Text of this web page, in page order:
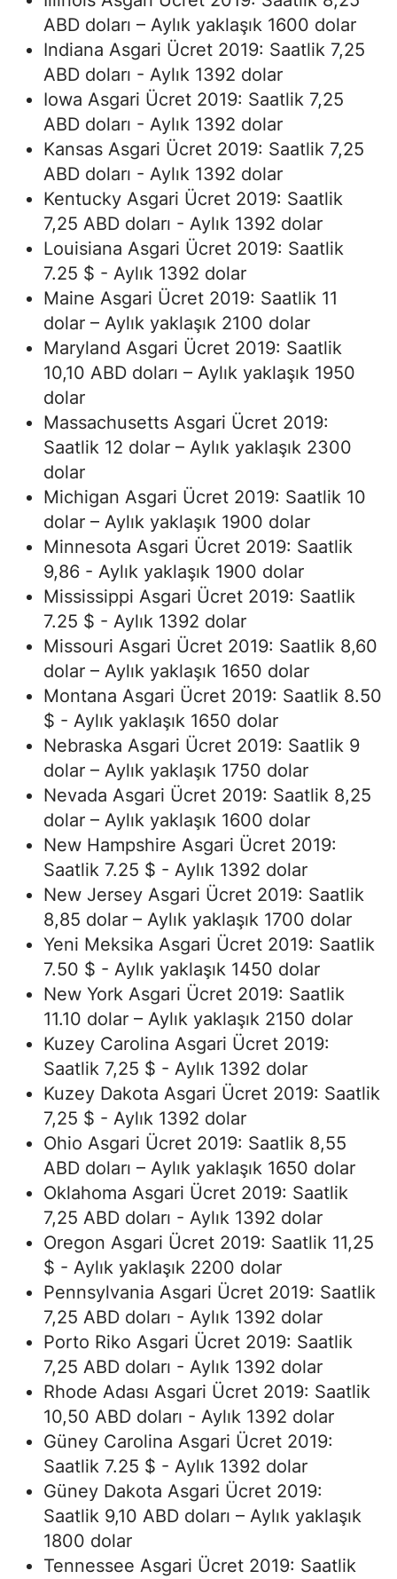
ABD doları – Aylık yaklaşık 1600 dolar
Indiana Asgari Ücret 2019: Saatlik 7,25
ABD doları - Aylık 1392 dolar
Iowa Asgari Ücret 2019: Saatlik 7,25
ABD doları - Aylık 1392 dolar
Kansas Asgari Ücret 2019: Saatlik 7,25
ABD doları - Aylık 1392 dolar
Kentucky Asgari Ücret 2019: Saatlik
7,25 ABD doları - Aylık 1392 dolar
Louisiana Asgari Ücret 2019: Saatlik
7.25 $ - Aylık 1392 dolar
Maine Asgari Ücret 2019: Saatlik 11
dolar – Aylık yaklaşık 2100 dolar
Maryland Asgari Ücret 2019: Saatlik
10,10 ABD doları – Aylık yaklaşık 1950
dolar
Massachusetts Asgari Ücret 2019:
Saatlik 12 dolar – Aylık yaklaşık 2300
dolar
Michigan Asgari Ücret 2019: Saatlik 10
dolar – Aylık yaklaşık 1900 dolar
Minnesota Asgari Ücret 2019: Saatlik
9,86 - Aylık yaklaşık 1900 dolar
Mississippi Asgari Ücret 2019: Saatlik
7.25 $ - Aylık 1392 dolar
Missouri Asgari Ücret 2019: Saatlik 8,60
dolar – Aylık yaklaşık 1650 dolar
Montana Asgari Ücret 2019: Saatlik 8.50
$ - Aylık yaklaşık 1650 dolar
Nebraska Asgari Ücret 2019: Saatlik 9
dolar – Aylık yaklaşık 1750 dolar
Nevada Asgari Ücret 2019: Saatlik 8,25
dolar – Aylık yaklaşık 1600 dolar
New Hampshire Asgari Ücret 2019:
Saatlik 7.25 $ - Aylık 1392 dolar
New Jersey Asgari Ücret 2019: Saatlik
8,85 dolar – Aylık yaklaşık 1700 dolar
Yeni Meksika Asgari Ücret 2019: Saatlik
7.50 $ - Aylık yaklaşık 1450 dolar
New York Asgari Ücret 2019: Saatlik
11.10 dolar – Aylık yaklaşık 2150 dolar
Kuzey Carolina Asgari Ücret 2019:
Saatlik 7,25 $ - Aylık 1392 dolar
Kuzey Dakota Asgari Ücret 2019: Saatlik
7,25 $ - Aylık 1392 dolar
Ohio Asgari Ücret 2019: Saatlik 8,55
ABD doları – Aylık yaklaşık 1650 dolar
Oklahoma Asgari Ücret 2019: Saatlik
7,25 ABD doları - Aylık 1392 dolar
Oregon Asgari Ücret 2019: Saatlik 11,25
$ - Aylık yaklaşık 2200 dolar
Pennsylvania Asgari Ücret 2019: Saatlik
7,25 ABD doları - Aylık 1392 dolar
Porto Riko Asgari Ücret 2019: Saatlik
7,25 ABD doları - Aylık 1392 dolar
Rhode Adası Asgari Ücret 2019: Saatlik
10,50 ABD doları - Aylık 1392 dolar
Güney Carolina Asgari Ücret 2019:
Saatlik 7.25 $ - Aylık 1392 dolar
Güney Dakota Asgari Ücret 2019:
Saatlik 9,10 ABD doları – Aylık yaklaşık
1800 dolar
Tennessee Asgari Ücret 2019: Saatlik